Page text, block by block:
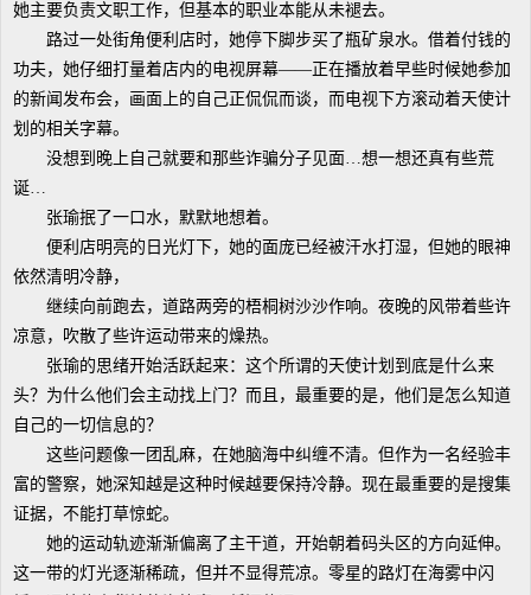
她主要负责文职工作，但基本的职业本能从未褪去。
路过一处街角便利店时，她停下脚步买了瓶矿泉水。借着付钱的
功夫，她仔细打量着店内的电视屏幕——正在播放着早些时候她参加
的新闻发布会，画面上的自己正侃侃而谈，而电视下方滚动着天使计
划的相关字幕。
没想到晚上自己就要和那些诈骗分子见面…想一想还真有些荒
诞…
张瑜抿了一口水，默默地想着。
便利店明亮的日光灯下，她的面庞已经被汗水打湿，但她的眼神
依然清明冷静，
继续向前跑去，道路两旁的梧桐树沙沙作响。夜晚的风带着些许
凉意，吹散了些许运动带来的燥热。
张瑜的思绪开始活跃起来：这个所谓的天使计划到底是什么来
头？为什么他们会主动找上门？而且，最重要的是，他们是怎么知道
自己的一切信息的？
这些问题像一团乱麻，在她脑海中纠缠不清。但作为一名经验丰
富的警察，她深知越是这种时候越要保持冷静。现在最重要的是搜集
证据，不能打草惊蛇。
她的运动轨迹渐渐偏离了主干道，开始朝着码头区的方向延伸。
这一带的灯光逐渐稀疏，但并不显得荒凉。零星的路灯在海雾中闪